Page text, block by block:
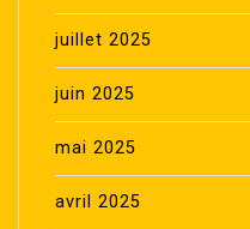
juillet 2025
juin 2025
mai 2025
avril 2025